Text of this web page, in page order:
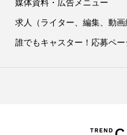
媒体資料・広告メニュー
求人（ライター、編集、動画
誰でもキャスター！応募ペー